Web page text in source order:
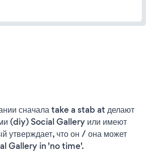
сначала take a stab at делают
(diy) Social Gallery или имеют
утверждает, что он / она может
Gallery in 'no time'.